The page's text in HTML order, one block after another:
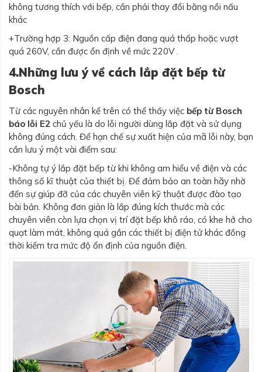
không tương thích với bếp, cần phải thay đổi bằng nồi nấu
khác
+Trường hợp 3: Nguồn cấp điện đang quá thấp hoặc vượt
quá 260V, cần được ổn định về mức 220V .
4.Những lưu ý về cách lắp đặt bếp từ
Bosch
Từ các nguyên nhân kể trên có thể thấy việc bếp từ Bosch
báo lỗi E2 chủ yếu là do lỗi người dùng lắp đặt và sử dụng
không đúng cách. Để hạn chế sự xuất hiện của mã lỗi này, bạn
cần lưu ý một vài điểm sau:
-Không tự ý lắp đặt bếp từ khi không am hiểu về điện và các
thông số kĩ thuật của thiết bị. Để đảm bảo an toàn hãy nhờ
đến sự giúp đỡ của các chuyên viên kỹ thuật được đào tạo
bài bản. Không đơn giản là lắp đúng kích thước mà các
chuyên viên còn lựa chọn vị trí đặt bếp khô ráo, có khe hở cho
quạt làm mát, không quá gần các thiết bị điện tử khác đồng
thời kiểm tra mức độ ổn định của nguồn điện.